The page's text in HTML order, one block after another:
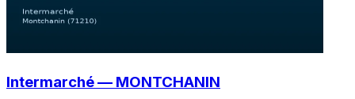
Intermarché — MONTCHANIN